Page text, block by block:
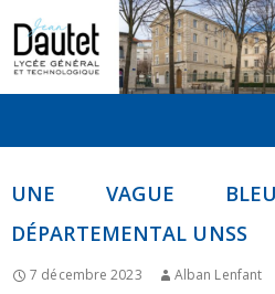
CONTENU
UNE VAGUE
DÉPARTEMENTAL UNSS
7 décembre 2023 Alban Lenfant